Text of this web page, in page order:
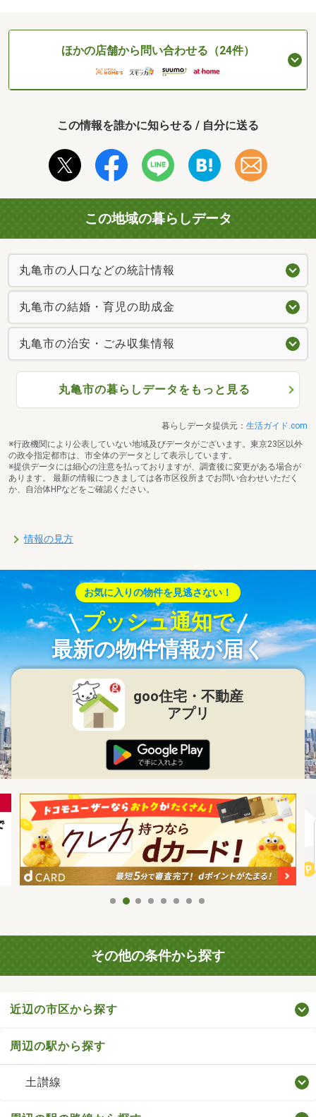
ほかの店舗から問い合わせる（24件）
この情報を誰かに知らせる / 自分に送る
この地域の暮らしデータ
丸亀市の人口などの統計情報
丸亀市の結婚・育児の助成金
丸亀市の治安・ごみ収集情報
丸亀市の暮らしデータをもっと見る
暮らしデータ提供元： 生活ガイド.com
※行政機関により公表していない地域及びデータがございます。東京23区以外
の政令指定都市は、市全体のデータとして表示しています。
※提供データには細心の注意を払っておりますが、調査後に変更がある場合が
あります。 最新の情報につきましては各市区役所までお問い合わせいただく
か、自治体HPなどをご確認ください。
情報の見方
お気に入りの物件を見逃さない！
プッシュ通知で
最新の物件情報が届く
goo住宅・不動産
アプリ
その他の条件から探す
近辺の市区から探す
周辺の駅から探す
土讃線